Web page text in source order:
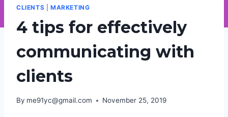
CLIENTS MARKETING
4 tips for effectively
communicating with
clients
By me91yc@gmail.com November 25, 2019